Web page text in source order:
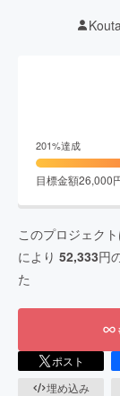
201%達成
目標金額26,000
このプロジェクト
により 52,333円
た
ポスト
埋め込み